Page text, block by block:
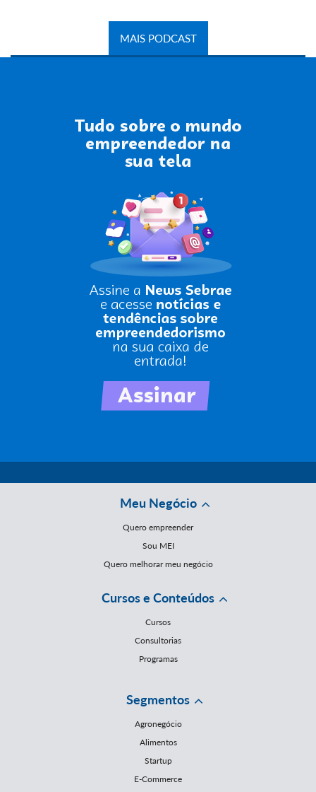
MAIS PODCAST
Meu Negócio
Quero empreender
Sou MEI
Quero melhorar meu negócio
Cursos e Conteúdos
Cursos
Consultorias
Programas
Segmentos
Agronegócio
Alimentos
Startup
E-Commerce